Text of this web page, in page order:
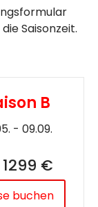
Saisonzeit.
B
- 09.09.
1299 €
buchen